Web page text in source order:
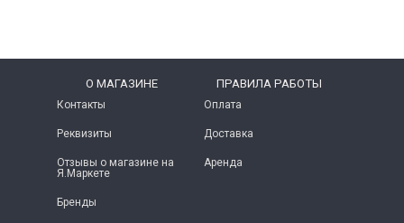
O МАГАЗИНЕ
Контакты
Реквизиты
Отзывы о магазине на
Я.Маркете
Бренды
ПРАВИЛА РАБОТЫ
Оплата
Доставка
Аренда